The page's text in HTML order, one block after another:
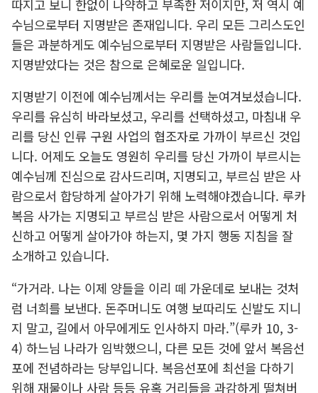
따지고 보니 한없이 나약하고 부족한 저이지만, 저 역시 예
수님으로부터 지명받은 존재입니다. 우리 모든 그리스도인
들은 과분하게도 예수님으로부터 지명받은 사람들입니다.
지명받았다는 것은 참으로 은혜로운 일입니다.
지명받기 이전에 예수님께서는 우리를 눈여겨보셨습니다.
우리를 유심히 바라보셨고, 우리를 선택하셨고, 마침내 우
리를 당신 인류 구원 사업의 협조자로 가까이 부르신 것입
니다. 어제도 오늘도 영원히 우리를 당신 가까이 부르시는
예수님께 진심으로 감사드리며, 지명되고, 부르심 받은 사
람으로서 합당하게 살아가기 위해 노력해야겠습니다. 루카
복음 사가는 지명되고 부르심 받은 사람으로서 어떻게 처
신하고 어떻게 살아가야 하는지, 몇 가지 행동 지침을 잘
소개하고 있습니다.
“가거라. 나는 이제 양들을 이리 떼 가운데로 보내는 것처
럼 너희를 보낸다. 돈주머니도 여행 보따리도 신발도 지니
지 말고, 길에서 아무에게도 인사하지 마라.”(루카 10, 3-
4) 하느님 나라가 임박했으니, 다른 모든 것에 앞서 복음선
포에 전념하라는 당부입니다. 복음선포에 최선을 다하기
위해 재물이나 사람 등등 유혹 거리들을 과감하게 떨쳐버